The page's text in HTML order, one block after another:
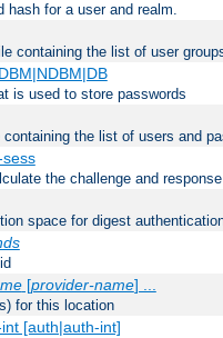
hash for a user and realm.
containing the list of user
is used to store passwords
the list of users and
the challenge and
space for digest
[provider-name] ...
for this location
[auth|auth-int]